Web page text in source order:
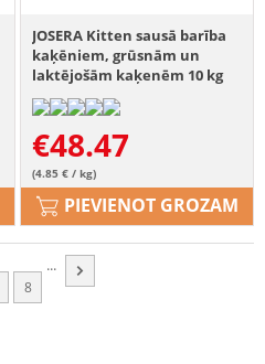
JOSERA Kitten sausā barība
kaķēniem, grūsnām un
laktējošām kaķenēm 10 kg
€48.47
(4.85 € / kg)
PIEVIENOT GROZAM
8
...